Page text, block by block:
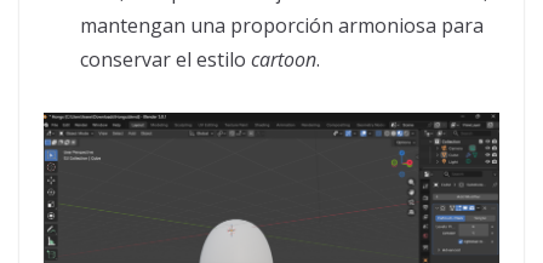
mantengan una proporción armoniosa para
conservar el estilo cartoon.